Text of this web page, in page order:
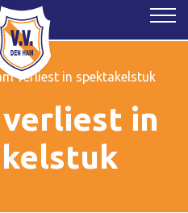
verliest in spektakelstuk
verliest in